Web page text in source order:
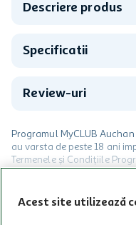
Descriere produs
Specificatii
Review-uri
Programul MyCLUB
au varsta de peste 18 ani
Termenele și Condițiile
limita a 12 unitati / card
Cardul poate fi utilizat
Acest site utilizează